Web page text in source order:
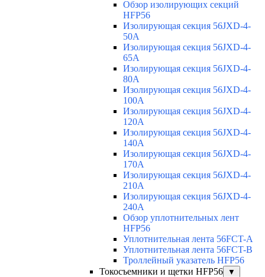
Обзор изолирующих секций
HFP56
Изолирующая секция 56JXD-4-
50A
Изолирующая секция 56JXD-4-
65A
Изолирующая секция 56JXD-4-
80A
Изолирующая секция 56JXD-4-
100A
Изолирующая секция 56JXD-4-
120A
Изолирующая секция 56JXD-4-
140A
Изолирующая секция 56JXD-4-
170A
Изолирующая секция 56JXD-4-
210A
Изолирующая секция 56JXD-4-
240A
Обзор уплотнительных лент
HFP56
Уплотнительная лента 56FCT-A
Уплотнительная лента 56FCT-B
Троллейный указатель HFP56
Токосъемники и щетки HFP56
▼